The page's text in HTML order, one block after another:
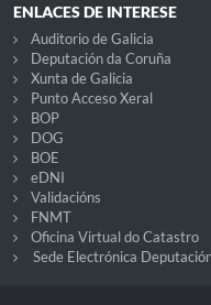
ENLACES DE INTERESE
Auditorio de Galicia
Deputación da Coruña
Xunta de Galicia
Punto Acceso Xeral
BOP
DOG
BOE
eDNI
Validacións
FNMT
Oficina Virtual do Catastro
Sede Electrónica